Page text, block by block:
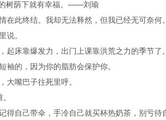
树荫下就有幸福。——刘瑜
此终结。我却无法释然，但我已经无可奈何。
。
床靠爆发力，出门上课靠洪荒之力的季节了。
的，因为你的脂肪会保护你。
嘴巴子往死里呼。
自己带伞，手冷自己就买杯热奶茶，别亏待